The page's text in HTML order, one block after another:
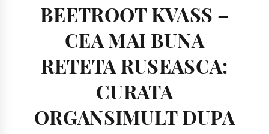
BEETROOT KVASS –
CEA MAI BUNA
RETETA RUSEASCA:
CURATA
ORGANSIMULT DUPA